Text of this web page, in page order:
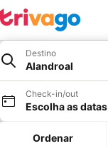
Destino
Alandroal
Check-in/out
Escolha as datas
Ordenar